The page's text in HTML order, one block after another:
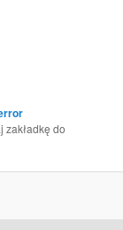
zakładkę do